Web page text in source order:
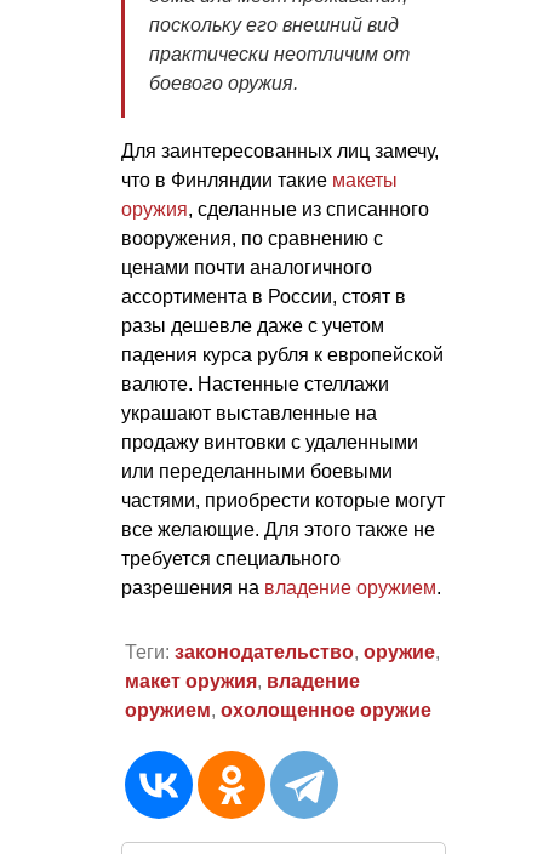
поскольку его внешний вид
практически неотличим от
боевого оружия.
Для заинтересованных лиц замечу,
что в Финляндии такие макеты
оружия, сделанные из списанного
вооружения, по сравнению с
ценами почти аналогичного
ассортимента в России, стоят в
разы дешевле даже с учетом
падения курса рубля к европейской
валюте. Настенные стеллажи
украшают выставленные на
продажу винтовки с удаленными
или переделанными боевыми
частями, приобрести которые могут
все желающие. Для этого также не
требуется специального
разрешения на владение оружием.
Теги: законодательство, оружие,
макет оружия, владение
оружием, охолощенное оружие